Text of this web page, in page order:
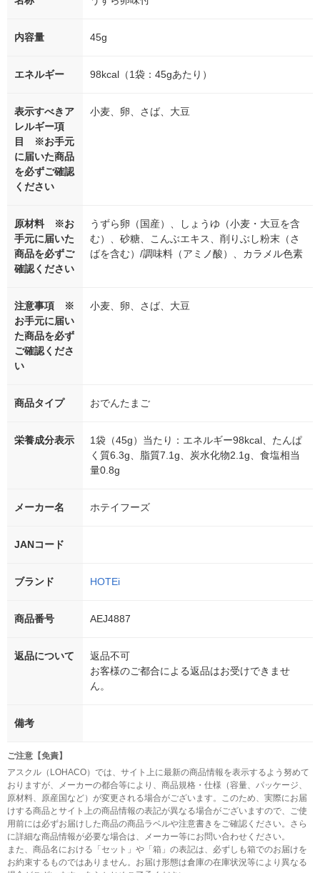
内容量 45g
エネルギー 98kcal（1袋：45gあたり）
表示すべきア
レルギー項
目 ※お手元
に届いた商品
を必ずご確認
ください
小麦、卵、さば、大豆
原材料 ※お
手元に届いた
商品を必ずご
確認ください
うずら卵（国産）、しょうゆ（小麦・大豆を含
む）、砂糖、こんぶエキス、削りぶし粉末（さ
ばを含む）/調味料（アミノ酸）、カラメル色素
注意事項 ※
お手元に届い
た商品を必ず
ご確認くださ
い
小麦、卵、さば、大豆
商品タイプ おでんたまご
栄養成分表示
1袋（45g）当たり：エネルギー98kcal、たんぱ
く質6.3g、脂質7.1g、炭水化物2.1g、食塩相当
量0.8g
メーカー名 ホテイフーズ
JANコード
ブランド HOTEi
商品番号 AEJ4887
返品について
返品不可
お客様のご都合による返品はお受けできませ
ん。
備考
ご注意【免責】
アスクル（LOHACO）では、サイト上に最新の商品情報を表示するよう努めて
おりますが、メーカーの都合等により、商品規格・仕様（容量、パッケージ、
原材料、原産国など）が変更される場合がございます。このため、実際にお届
けする商品とサイト上の商品情報の表記が異なる場合がございますので、ご使
用前には必ずお届けした商品の商品ラベルや注意書きをご確認ください。さら
に詳細な商品情報が必要な場合は、メーカー等にお問い合わせください。
また、商品名における「セット」や「箱」の表記は、必ずしも箱でのお届けを
お約束するものではありません。お届け形態は倉庫の在庫状況等により異なる